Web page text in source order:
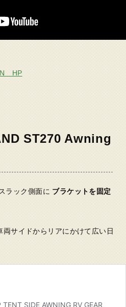
HP
ST270 Awning
ラック側面に ブラケットを固定
サイドからリアにかけて広い日